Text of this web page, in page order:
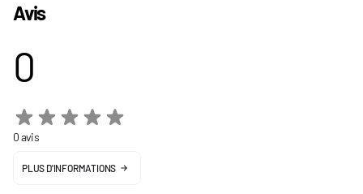
Avis
0
0 avis
PLUS D'INFORMATIONS